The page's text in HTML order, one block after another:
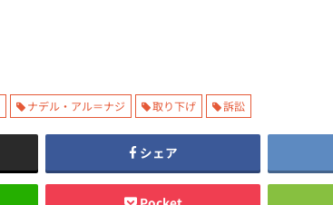
ナデル・アル＝ナジ 取り下げ 訴訟
シェア